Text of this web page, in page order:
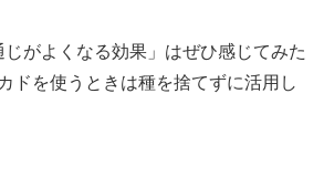
じがよくなる効果」はぜひ感じてみた
ドを使うときは種を捨てずに活用し